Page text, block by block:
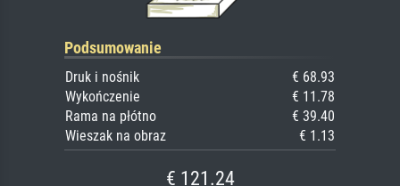
Podsumowanie
Druk i nośnik
€ 68.93
Wykończenie
€ 11.78
Rama na płótno
€ 39.40
Wieszak na obraz
€ 1.13
€ 121.24